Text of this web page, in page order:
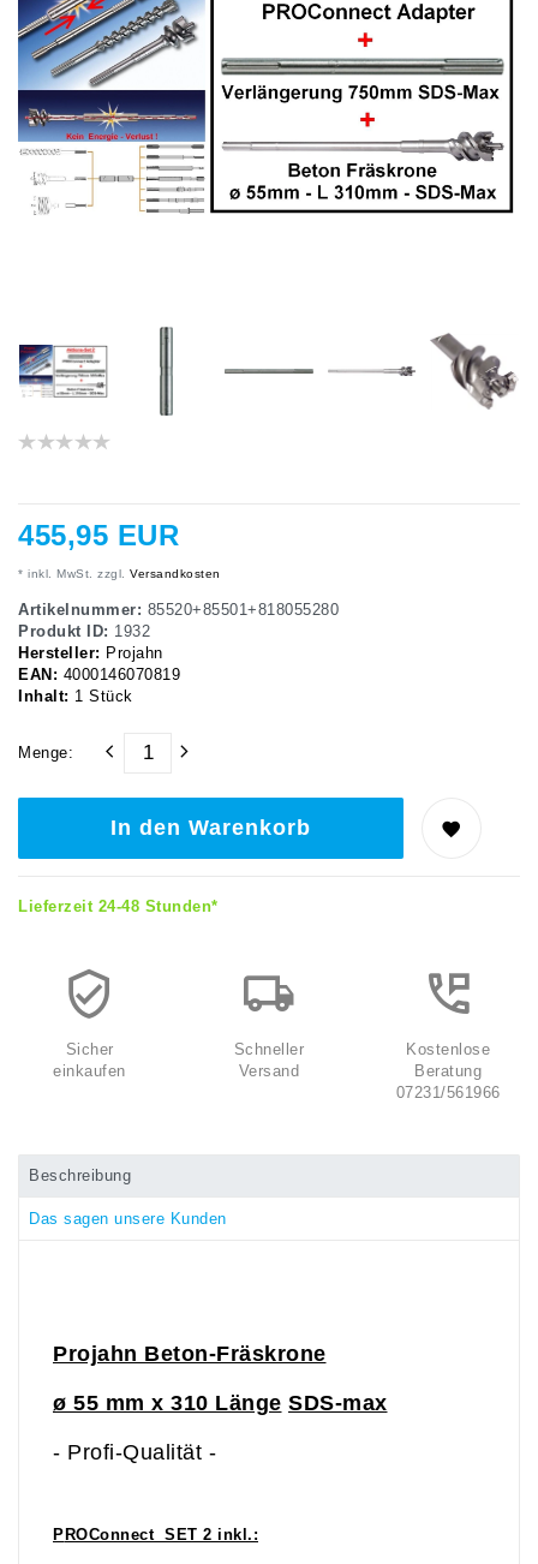
455,95 EUR
* inkl. MwSt. zzgl. Versandkosten
Artikelnummer: 85520+85501+818055280
Produkt ID: 1932
Hersteller: Projahn
EAN: 4000146070819
Inhalt: 1 Stück
Menge:
In den Warenkorb
Lieferzeit 24-48 Stunden*
Sicher
einkaufen
Schneller
Versand
Kostenlose
Beratung
07231/561966
Beschreibung
Das sagen unsere Kunden
Projahn Beton-Fräskrone
ø 55 mm x 310 Länge SDS-max
- Profi-Qualität -
P ROConnect SET 2 inkl.: